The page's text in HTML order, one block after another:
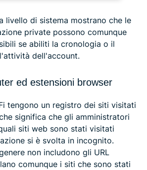
livello di sistema mostrano che le
private possono comunque
se abiliti la cronologia o il
dell'account.
ed estensioni browser
tengono un registro dei siti visitati
significa che gli amministratori
siti web sono stati visitati
si è svolta in incognito.
non includono gli URL
comunque i siti che sono stati